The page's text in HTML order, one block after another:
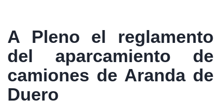
A Pleno el reglamento
del aparcamiento de
camiones de Aranda de
Duero